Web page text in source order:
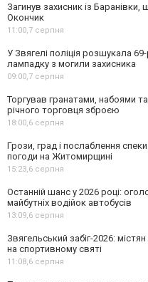
Загинув захисник із
Окончик
11:00,7 серпня
У Звягелі поліція розшукала
лампадку з могили захисника
09:00,7 серпня
Торгував гранатами, набоями
річного торговця зброєю
18:00,6 серпня
Грози, град і послаблення
погоди на Житомирщині
15:23,6 серпня
Останній шанс у 2026 році:
майбутніх водійок автобусів
13:09,6 серпня
Звягельський забіг-2026:
на спортивному святі
11:08,6 серпня